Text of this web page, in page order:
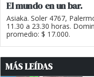
El mundo en un bar.
Asiaka. Soler 4767,
11.30 a 23.30 horas.
promedio: $ 17.000.
MÁS LEÍDAS